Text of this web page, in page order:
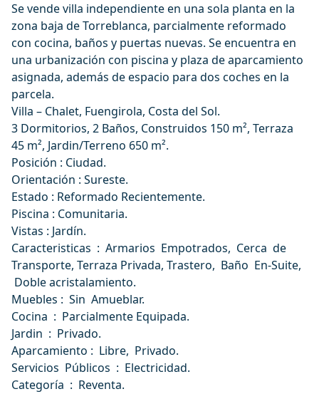
Se vende villa independiente en una sola planta en la
zona baja de Torreblanca, parcialmente reformado
con cocina, baños y puertas nuevas. Se encuentra en
una urbanización con piscina y plaza de aparcamiento
asignada, además de espacio para dos coches en la
parcela.
Villa – Chalet, Fuengirola, Costa del Sol.
3 Dormitorios, 2 Baños, Construidos 150 m², Terraza
45 m², Jardin/Terreno 650 m².
Posición : Ciudad.
Orientación : Sureste.
Estado : Reformado Recientemente.
Piscina : Comunitaria.
Vistas : Jardín.
Caracteristicas : Armarios Empotrados, Cerca de
Transporte, Terraza Privada, Trastero, Baño En-Suite,
Doble acristalamiento.
Muebles : Sin Amueblar.
Cocina : Parcialmente Equipada.
Jardin : Privado.
Aparcamiento : Libre, Privado.
Servicios Públicos : Electricidad.
Categoría : Reventa.